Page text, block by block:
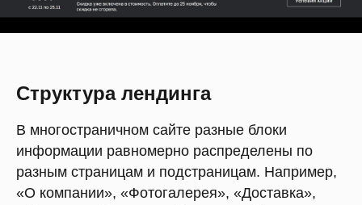
Структура лендинга
В многостраничном сайте разные блоки
информации равномерно распределены по
разным страницам и подстраницам. Например,
«О компании», «Фотогалерея», «Доставка»,